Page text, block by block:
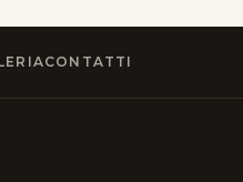
CONTATTI